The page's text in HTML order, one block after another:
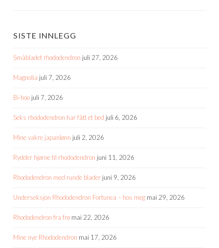
SISTE INNLEGG
Småbladet rhododendron juli 27, 2026
Magnolia juli 7, 2026
Bi-hoo juli 7, 2026
Seks rhododendron har fått et bed juli 6, 2026
Mine vakre japanlønn juli 2, 2026
Rydder hjørne til rhododendron juni 11, 2026
Rhododendron med runde blader juni 9, 2026
Underseksjon Rhododendron Fortunea – hos meg mai 29, 2026
Rhododendron fra frø mai 22, 2026
Mine nye Rhododendron mai 17, 2026